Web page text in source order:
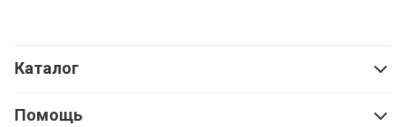
Каталог
Помощь